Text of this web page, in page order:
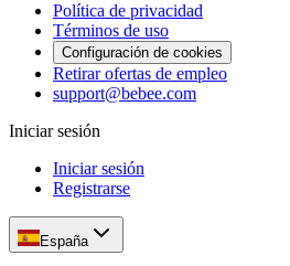
Política de privacidad
Términos de uso
Configuración de cookies
Retirar ofertas de empleo
support@bebee.com
Iniciar sesión
Iniciar sesión
Registrarse
España